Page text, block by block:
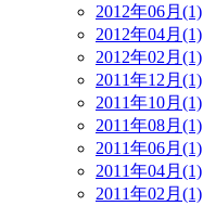
2012年06月(1)
2012年04月(1)
2012年02月(1)
2011年12月(1)
2011年10月(1)
2011年08月(1)
2011年06月(1)
2011年04月(1)
2011年02月(1)